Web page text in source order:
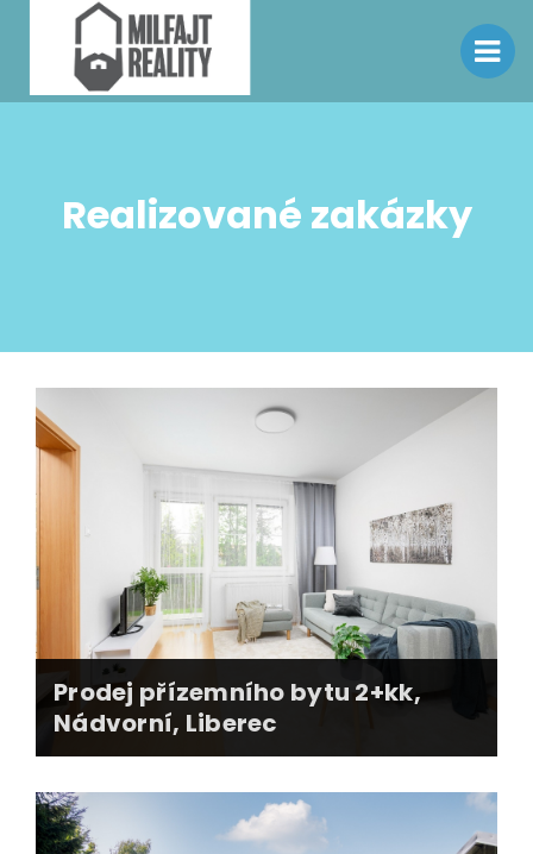
Realizované zakázky
Prodej přízemního bytu 2+kk,
Nádvorní, Liberec